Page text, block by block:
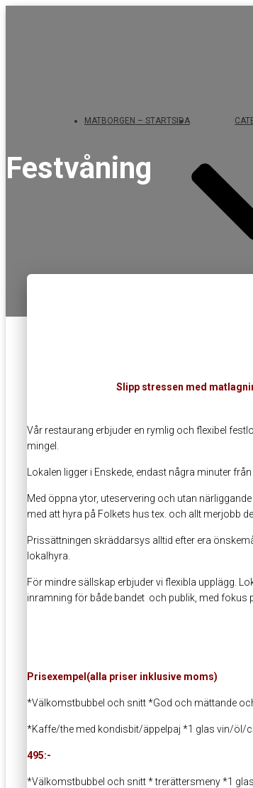
MATBORGEN – STARTSIDA
Festvåning
Slipp stressen med
Vår restaurang erbjuder en rymlig och flexibel
mingel.
Lokalen ligger i Enskede, endast några minuter
Med öppna ytor, uteservering och utan
med att hyra på Folkets hus tex. och allt merjobb
Prissättningen skräddarsys alltid efter era
lokalhyra.
För mindre sällskap erbjuder vi flexibla upplägg.
inramning för både bandet och publik, med fokus
Prisexempel(alla priser inklusive moms)
*Välkomstbubbel och snitt *God och mättande
*Kaffe/the med kondisbit/äppelpaj *1 glas vin/öl/
495:-
*Välkomstbubbel och snitt *